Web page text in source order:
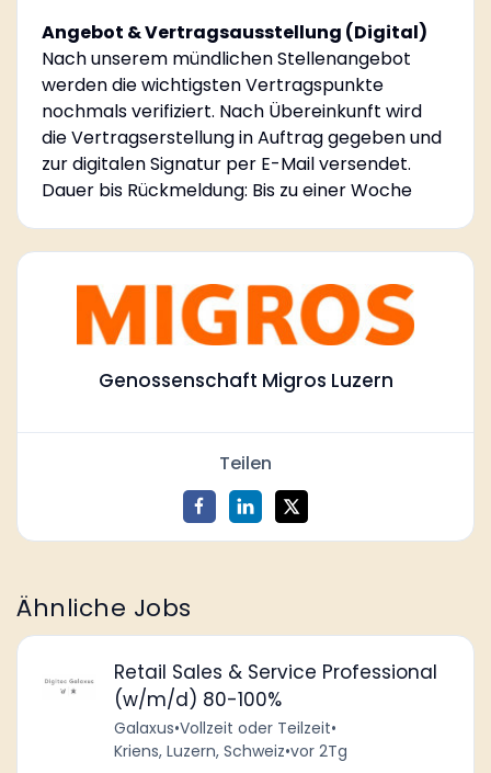
Angebot & Vertragsausstellung (Digital)
Nach unserem mündlichen Stellenangebot
werden die wichtigsten Vertragspunkte
nochmals verifiziert. Nach Übereinkunft wird
die Vertragserstellung in Auftrag gegeben und
zur digitalen Signatur per E-Mail versendet.
Dauer bis Rückmeldung: Bis zu einer Woche
Genossenschaft Migros Luzern
Teilen
Ähnliche Jobs
Retail Sales & Service Professional
(w/m/d) 80-100%
Galaxus•Vollzeit oder Teilzeit•
Kriens, Luzern, Schweiz•vor 2Tg